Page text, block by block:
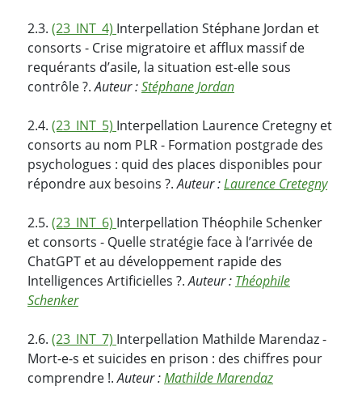
2.3. (23_INT_4) Interpellation Stéphane Jordan et
consorts - Crise migratoire et afflux massif de
requérants d’asile, la situation est-elle sous
contrôle ?.Auteur :Stéphane Jordan
2.4. (23_INT_5) Interpellation Laurence Cretegny et
consorts au nom PLR - Formation postgrade des
psychologues : quid des places disponibles pour
répondre aux besoins ?.Auteur :Laurence Cretegny
2.5. (23_INT_6) Interpellation Théophile Schenker
et consorts - Quelle stratégie face à l’arrivée de
ChatGPT et au développement rapide des
Intelligences Artificielles ?.Auteur : Théophile
Schenker
2.6. (23_INT_7) Interpellation Mathilde Marendaz -
Mort-e-s et suicides en prison : des chiffres pour
comprendre !.Auteur :Mathilde Marendaz